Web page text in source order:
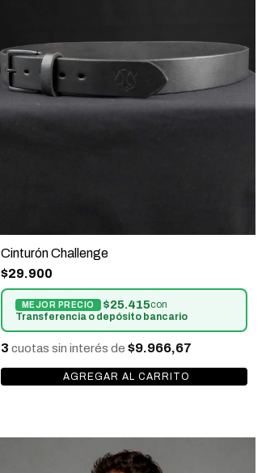
Cinturón Challenge
$29.900
$25.415con
Transferencia o depósito bancario
3 cuotas sin interés de $9.966,67